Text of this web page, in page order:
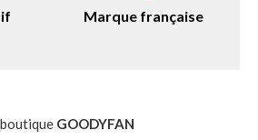
Marque française
GOODYFAN